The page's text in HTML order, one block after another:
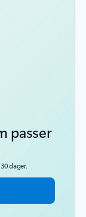
passer
dager.